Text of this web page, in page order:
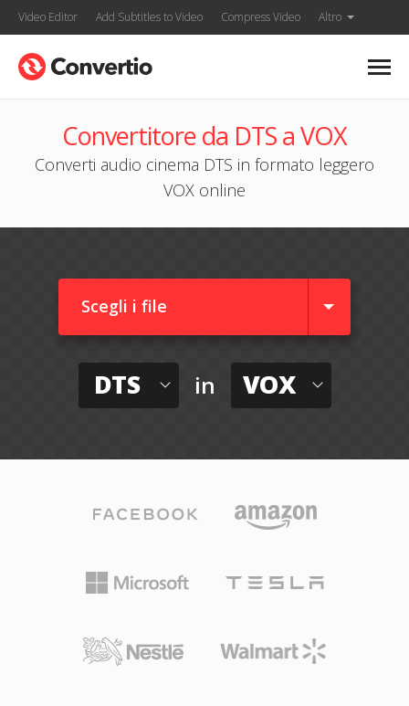
Video Editor Add Subtitles to Video Compress Video Altro
Convertitore da DTS a VOX
Converti audio cinema DTS in formato leggero
VOX online
Scegli i file
DTS in VOX